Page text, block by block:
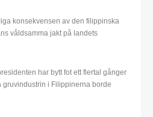
konsekvensen av den filippinska
våldsamma jakt på landets
har bytt fot ett flertal gånger
gruvindustrin i Filippinerna borde